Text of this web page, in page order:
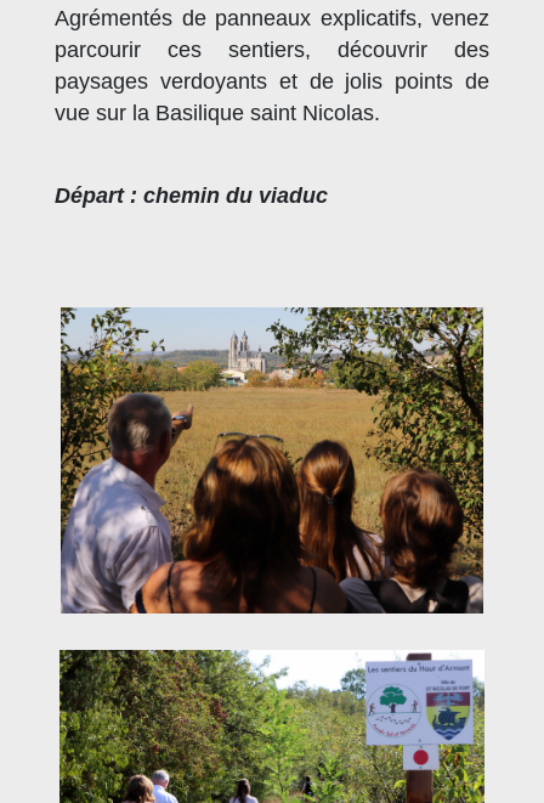
Agrémentés de panneaux explicatifs, venez
parcourir ces sentiers, découvrir des
paysages verdoyants et de jolis points de
vue sur la Basilique saint Nicolas.
Départ : chemin du viaduc